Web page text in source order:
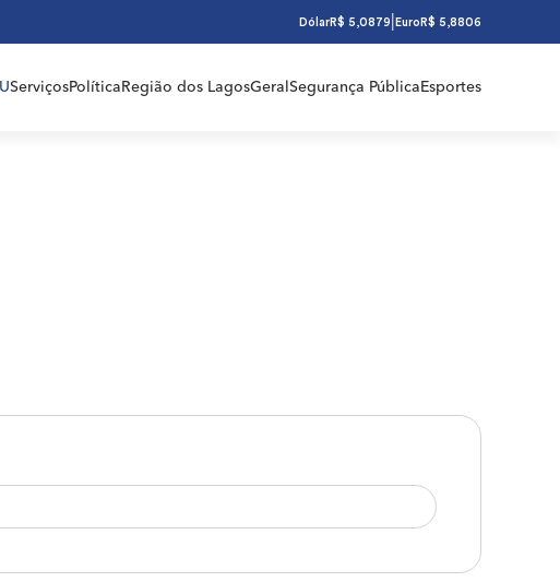
DólarR$ 5,0879 Euro R$ 5,8806
ServiçosPolítica Região dos LagosGeral Segurança Pública Esportes